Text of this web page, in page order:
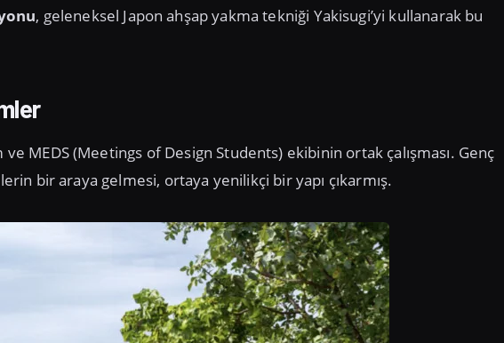
, geleneksel Japon ahşap yakma tekniği Yakisugi’yi kullanarak bu
MEDS (Meetings of Design Students) ekibinin ortak çalışması. Genç
bir araya gelmesi, ortaya yenilikçi bir yapı çıkarmış.